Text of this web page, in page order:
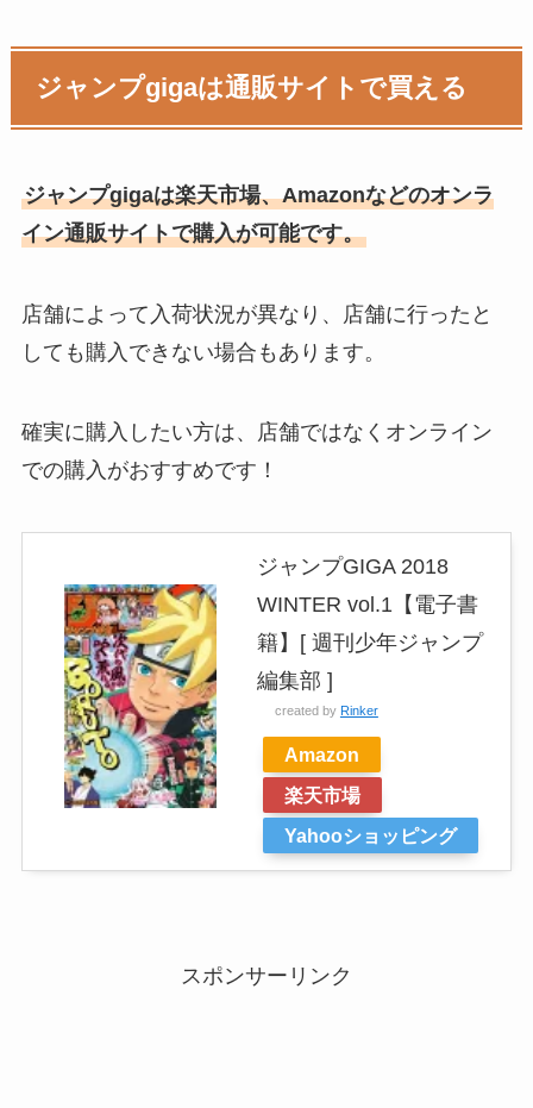
ジャンプgigaは通販サイトで買える
ジャンプgigaは楽天市場、Amazonなどのオンラ
イン通販サイトで購入が可能です。
店舗によって入荷状況が異なり、店舗に行ったと
しても購入できない場合もあります。
確実に購入したい方は、店舗ではなくオンライン
での購入がおすすめです！
ジャンプGIGA 2018
WINTER vol.1【電子書
籍】[ 週刊少年ジャンプ
編集部 ]
created by Rinker
Amazon
楽天市場
Yahooショッピング
スポンサーリンク